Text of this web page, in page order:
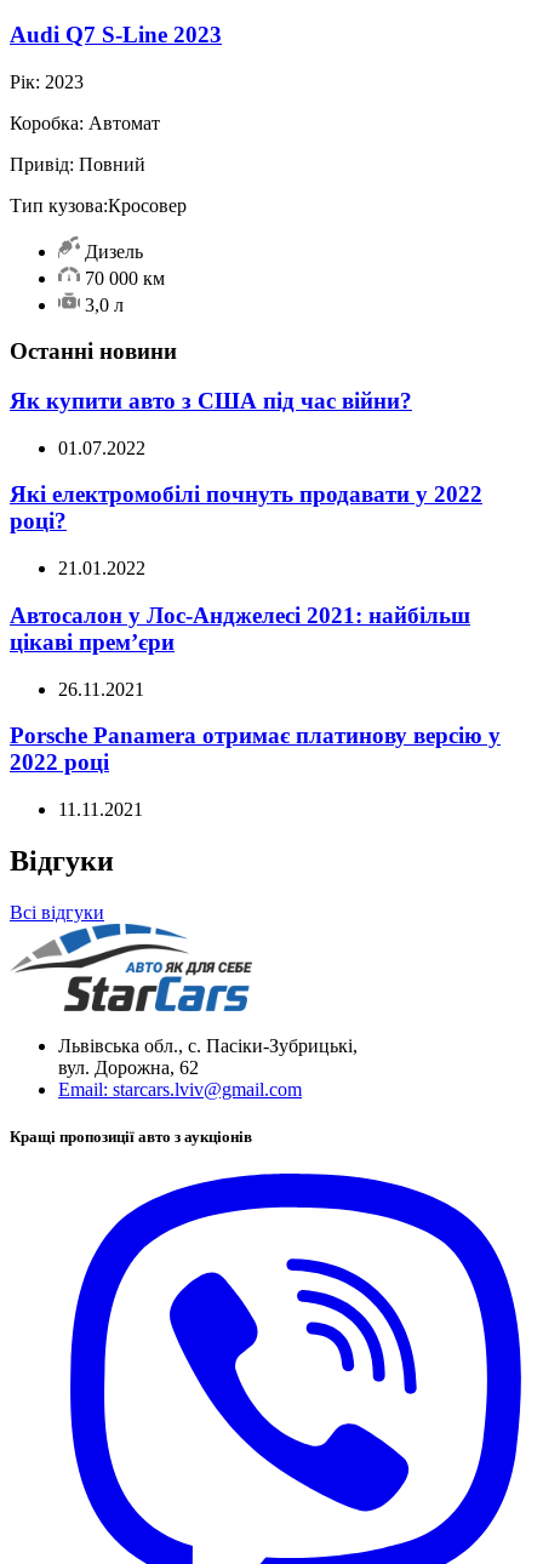
Audi Q7 S-Line 2023
Рік: 2023
Коробка: Автомат
Привід: Повний
Тип кузова:Кросовер
Дизель
70 000 км
3,0 л
Останні новини
Як купити авто з США під час війни?
01.07.2022
Які електромобілі почнуть продавати у 2022
році?
21.01.2022
Автосалон у Лос-Анджелесі 2021: найбільш
цікаві прем’єри
26.11.2021
Porsche Panamera отримає платинову версію у
2022 році
11.11.2021
Відгуки
Всі відгуки
Львівська обл., с. Пасіки-Зубрицькі,
вул. Дорожна, 62
Email: starcars.lviv@gmail.com
Кращі пропозиції авто з аукціонів